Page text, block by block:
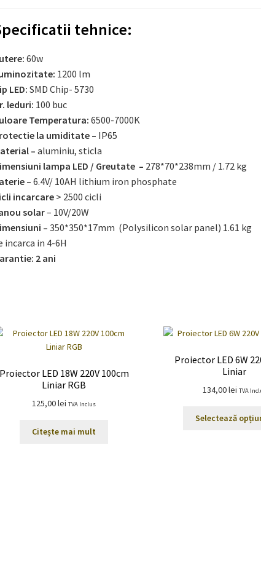
tehnice:
60w
1200 lm
LED:SMD Chip- 5730
leduri: 100 buc
Temperatura: 6500-7000K
la umiditate – IP65
– aluminiu, sticla
lampa LED / Greutate – 278*70*238mm / 1.72 kg
– 6.4V/ 10AH lithium iron phosphate
incarcare> 2500 cicli
solar– 10V/20W
– 350*350*17mm (Polysilicon solar panel) 1.61 kg
incarca in 4-6H
2 ani
Proiector LED 18W 220V 100cm
Liniar RGB
125,00lei TVA Inclus
Citește mai mult
Proiector LED 6W
Liniar
134,00lei TVA
Selectează